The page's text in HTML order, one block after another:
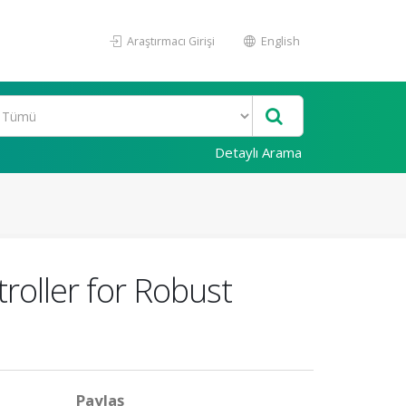
Araştırmacı Girişi English
Detaylı Arama
for Robust
Paylaş